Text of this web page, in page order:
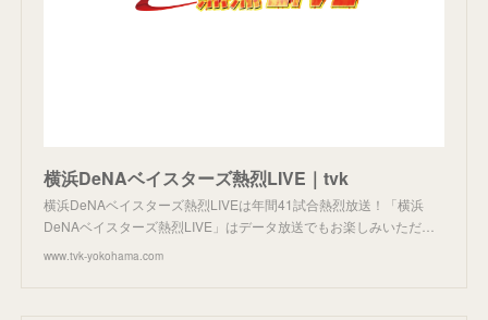
横浜DeNAベイスターズ熱烈LIVE｜tvk
横浜DeNAベイスターズ熱烈LIVEは年間41試合熱烈放送！「横浜
DeNAベイスターズ熱烈LIVE」はデータ放送でもお楽しみいただ…
www.tvk-yokohama.com